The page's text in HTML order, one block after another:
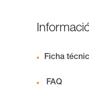
Ficha
FAQ